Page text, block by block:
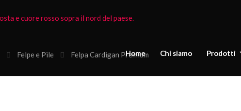
Home Chi siamo Prodotti
Felpe e Pile Felpa Cardigan Premium